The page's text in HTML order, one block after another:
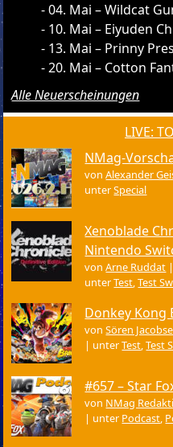
04. Mai – Wildcat
10. Mai – Eiyuden
13. Mai – Prinny
20. Mai – Cotton
Alle Neuerscheinungen
LIVE:
NMag-
vonAlexander
unterSpecial
Xenoblade
Nintendo
vonArne Ruddat
unterTest,Test
Donkey Kong
vonSören
| unterTest,Test
#657 – Star
von NMag
| unter Podcast,